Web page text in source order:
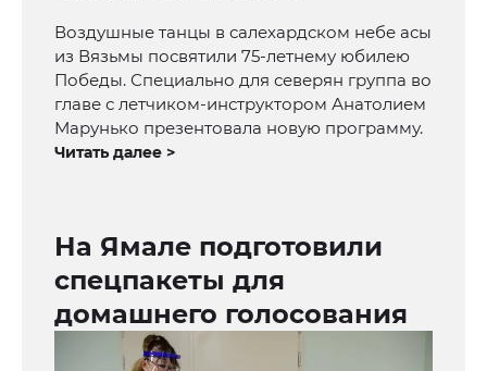
Воздушные танцы в салехардском небе асы
из Вязьмы посвятили 75-летнему юбилею
Победы. Специально для северян группа во
главе с летчиком-инструктором Анатолием
Марунько презентовала новую программу.
Читать далее >
На Ямале подготовили
спецпакеты для
домашнего голосования